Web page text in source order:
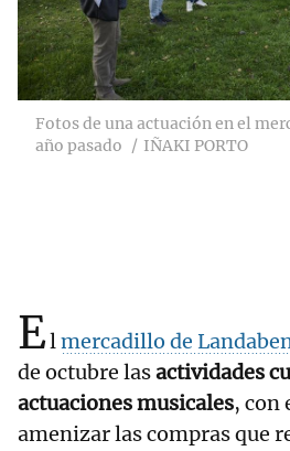
Fotos de una actuación en el
año pasado
IÑAKI PORTO
Elmercadillo de
de octubre lasactividades
actuaciones musicales, con
amenizar las compras que